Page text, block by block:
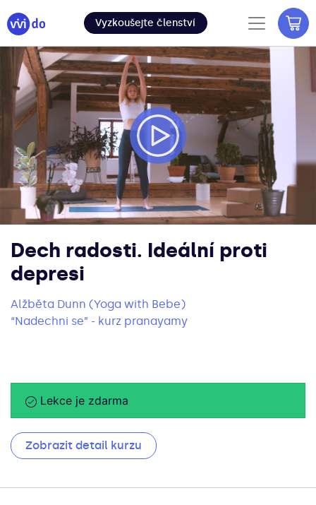
Vyzkoušejte členství
Dech radosti. Ideální proti
depresi
Alžběta Dunn (Yoga with Bebe)
“Nadechni se” - kurz pranayamy
Lekce je zdarma
Zobrazit detail kurzu